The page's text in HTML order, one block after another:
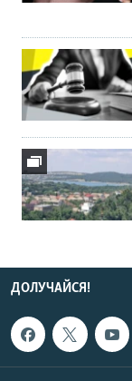
ДОЛУЧАЙСЯ!